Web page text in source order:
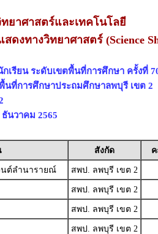
ยาศาสตร์และเทคโนโลยี
ดงทางวิทยาศาสตร์ (Science
เรียน ระดับเขตพื้นที่การศึกษา ครั้งที่
นที่การศึกษาประถมศึกษาลพบุรี เขต 2
นวาคม 2565
สังกัด
นต์ลำนารายณ์ สพป. ลพบุรี เขต 2
สพป. ลพบุรี เขต 2
สพป. ลพบุรี เขต 2
สพป. ลพบุรี เขต 2